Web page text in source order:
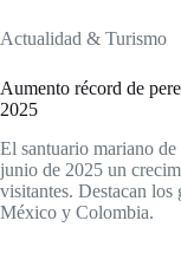
Actualidad & Turismo
Aumento récord de
2025
El santuario mariano
junio de 2025 un
visitantes. Destacan los
México y Colombia.